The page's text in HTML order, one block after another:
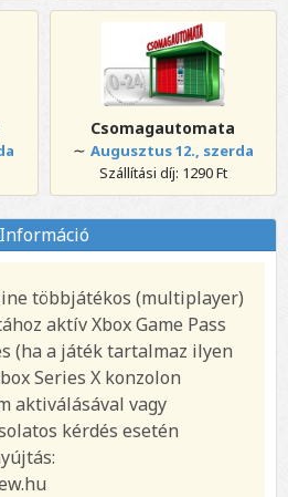
Csomagautomata
∼ Augusztus 12., szerda
Szállítási díj: 1290 Ft
Információ
többjátékos (multiplayer)
aktív Xbox Game Pass
(ha a játék tartalmaz ilyen
Series X konzolon
aktiválásával vagy
kérdés esetén